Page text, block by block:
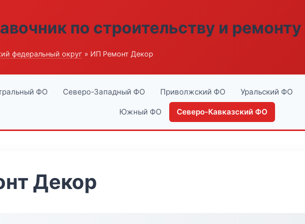
по строительству и ремонту
федеральный округ » ИП Ремонт Декор
ФО Северо-Западный ФО Приволжский ФО Уральский ФО
Южный ФО Северо-Кавказский ФО
Декор